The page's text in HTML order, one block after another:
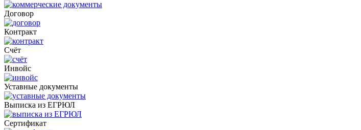
Договор
Контракт
Счёт
Инвойс
Уставные документы
Выписка из ЕГРЮЛ
Cертификат